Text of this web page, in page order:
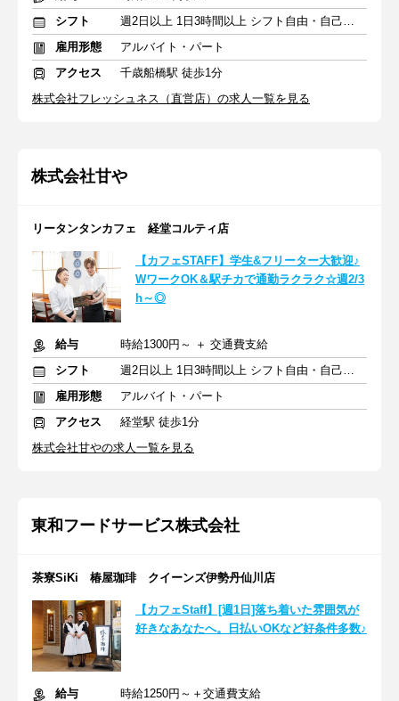
シフト
週2日以上 1日3時間以上 シフト自由・自己申告
雇用形態
アルバイト・パート
アクセス
千歳船橋駅 徒歩1分
株式会社フレッシュネス（直営店）の求人一覧を見る
株式会社甘や
リータンタンカフェ 経堂コルティ店
【カフェSTAFF】学生&フリーター大歓迎♪
WワークOK＆駅チカで通勤ラクラク☆週2/3
h～◎
給与
時給1300円～ ＋ 交通費支給
シフト
週2日以上 1日3時間以上 シフト自由・自己申告
雇用形態
アルバイト・パート
アクセス
経堂駅 徒歩1分
株式会社甘やの求人一覧を見る
東和フードサービス株式会社
茶寮SiKi 椿屋珈琲 クイーンズ伊勢丹仙川店
【カフェStaff】[週1日]落ち着いた雰囲気が
好きなあなたへ。日払いOKなど好条件多数♪
給与
時給1250円～＋交通費支給